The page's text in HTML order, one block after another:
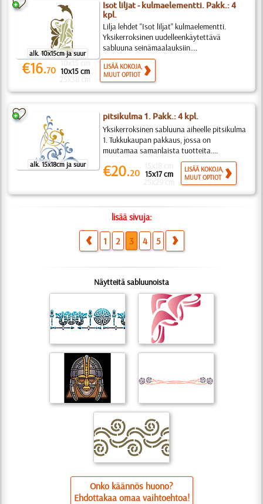
alk. 10x15cm ja suur
Isot liljat - kulmaelementti. Pakk.: 4
kpl.
Lilja lehdet "Isot liljat" kulmaelementti.
Yksikerroksinen uudelleenkäytettävä
sabluuna seinämaalauksiin....
€16.70
10x15 cm
10x15 cm
LISÄÄ KOKOJA,
MUUT OPTIOT
alk. 15x18cm ja suur
pitsikulma 1. Pakk.: 4 kpl.
Yksikerroksinen sabluuna aiheelle pitsikulma
1. Tukkukaupan pakkaus, jossa on
muutamaa samanlaista tuotteita....
€20.20 15x17 cm
LISÄÄ KOKOJA,
MUUT OPTIOT
lisää sivuja:
1 2 3 4 5
Näytteitä sabluunoista
Onko käännös huono?
Ehdottakaa omaa vaihtoehtoa!